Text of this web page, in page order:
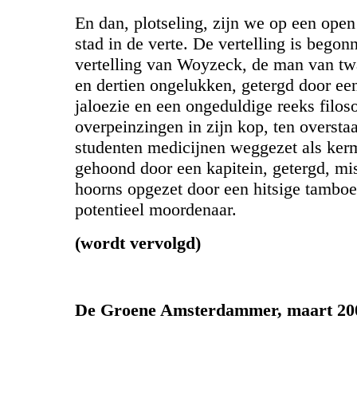
En dan, plotseling, zijn we op een
stad in de verte. De vertelling is
vertelling van Woyzeck, de man van
en dertien ongelukken, getergd door
jaloezie en een ongeduldige reeks
overpeinzingen in zijn kop, ten
studenten medicijnen weggezet als
gehoond door een kapitein, getergd,
hoorns opgezet door een hitsige
potentieel moordenaar.
(wordt vervolgd)
De Groene Amsterdammer, maart